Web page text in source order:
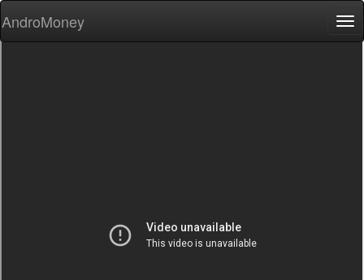
AndroMoney